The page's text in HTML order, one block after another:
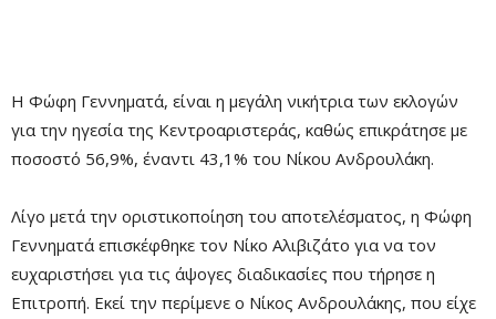
Η Φώφη Γεννηματά, είναι η μεγάλη νικήτρια των εκλογών
για την ηγεσία της Κεντροαριστεράς, καθώς επικράτησε με
ποσοστό 56,9%, έναντι 43,1% του Νίκου Ανδρουλάκη.
Λίγο μετά την οριστικοποίηση του αποτελέσματος, η Φώφη
Γεννηματά επισκέφθηκε τον Νίκο Αλιβιζάτο για να τον
ευχαριστήσει για τις άψογες διαδικασίες που τήρησε η
Επιτροπή. Εκεί την περίμενε ο Νίκος Ανδρουλάκης, που είχε